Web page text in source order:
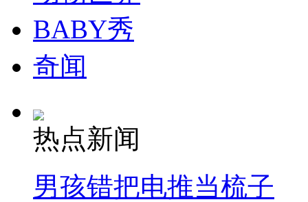
无痛分娩是否安全 医生回应
外交部：反对强权政治霸凌主义
外交部：有关国家言论片面不公正
安徽一实载49人客车翻车
BABY秀
奇闻
热点新闻
男孩错把电推当梳子